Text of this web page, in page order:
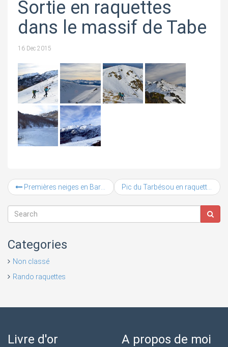
Sortie en raquettes
dans le massif de Tabe
16 Dec 2015
Premières neiges en Barguillère
Categories
Non classé
Rando raquettes
Livre d'or A propos de moi